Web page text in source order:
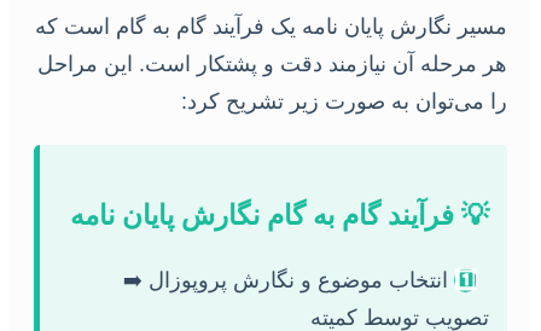
مسیر نگارش پایان نامه یک فرآیند گام به گام است که
هر مرحله آن نیازمند دقت و پشتکار است. این مراحل
را می‌توان به صورت زیر تشریح کرد:
💡 فرآیند گام به گام نگارش پایان نامه
1️⃣ انتخاب موضوع و نگارش پروپوزال ➡️
تصویب توسط کمیته